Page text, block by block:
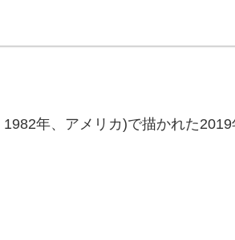
1982年、アメリカ)で描かれた